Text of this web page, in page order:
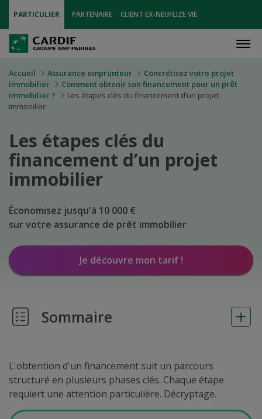
PARTICULIER PARTENAIRE CLIENT EX-NEUFLIZE VIE
Accueil Assurance emprunteur
Concrétisez votre projet
immobilier
Comment obtenir son financement pour un prêt
immobilier ?
Les étapes clés du financement d’un projet
immobilier
Les étapes clés du
financement d’un projet
immobilier
Économisez jusqu'à 10 000 €
sur votre assurance de prêt immobilier
Je découvre mon tarif !
Sommaire
L'obtention d'un financement suit un parcours
structuré en plusieurs phases clés. Chaque étape
requiert une attention particulière. Décryptage.